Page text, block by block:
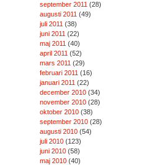
september 2011 (28)
augusti 2011 (49)
juli 2011 (38)
juni 2011 (22)
maj 2011 (40)
april 2011 (52)
mars 2011 (29)
februari 2011 (16)
januari 2011 (22)
december 2010(34)
november 2010(28)
oktober 2010(38)
september 2010(28)
augusti 2010(54)
juli 2010(123)
juni 2010(58)
maj 2010(40)